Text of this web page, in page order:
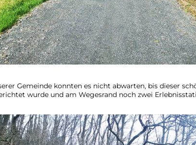
Gemeinde konnten es nicht abwarten, bis dieser
wurde und am Wegesrand noch zwei